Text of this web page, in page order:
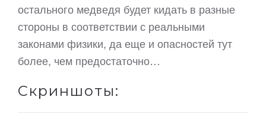
остального медведя будет кидать в разные
стороны в соответствии с реальными
законами физики, да еще и опасностей тут
более, чем предостаточно…
Скриншоты: